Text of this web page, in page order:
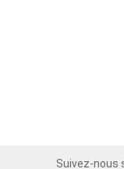
Suivez-nous